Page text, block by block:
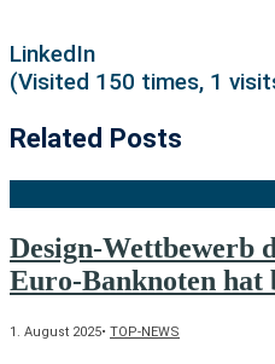
LinkedIn
(Visited 150 times, 1
Related Posts
Design-Wettbewerb
Euro-Banknoten hat
1. August 2025• TOP-NEWS